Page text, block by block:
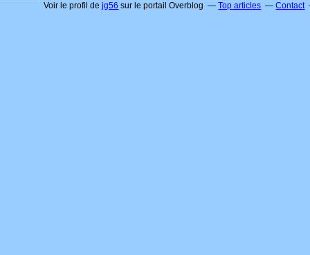
Voir le profil dejg56 sur le portail Overblog Top articles Contact